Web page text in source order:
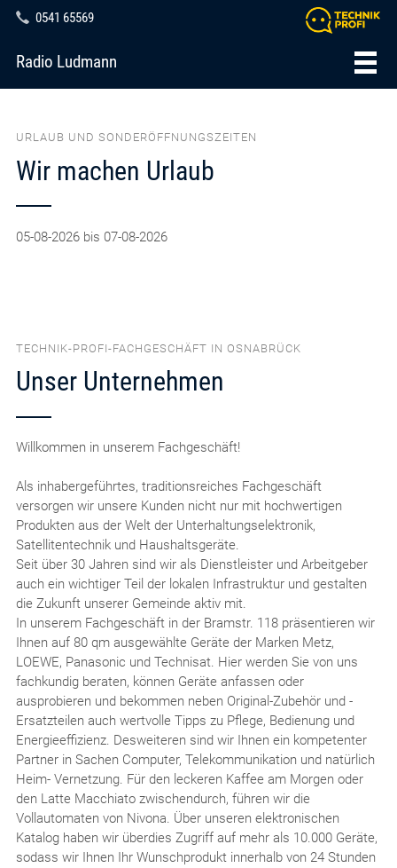
0541 65569
Radio Ludmann
URLAUB UND SONDERÖFFNUNGSZEITEN
Wir machen Urlaub
05-08-2026 bis 07-08-2026
TECHNIK-PROFI-FACHGESCHÄFT IN OSNABRÜCK
Unser Unternehmen
Willkommen in unserem Fachgeschäft!
Als inhabergeführtes, traditionsreiches Fachgeschäft
versorgen wir unsere Kunden nicht nur mit hochwertigen
Produkten aus der Welt der Unterhaltungselektronik,
Satellitentechnik und Haushaltsgeräte.
Seit über 30 Jahren sind wir als Dienstleister und Arbeitgeber
auch ein wichtiger Teil der lokalen Infrastruktur und gestalten
die Zukunft unserer Gemeinde aktiv mit.
In unserem Fachgeschäft in der Bramstr. 118 präsentieren wir
Ihnen auf 80 qm ausgewählte Geräte der Marken Metz,
LOEWE, Panasonic und Technisat. Hier werden Sie von uns
fachkundig beraten, können Geräte anfassen oder
ausprobieren und bekommen neben Original-Zubehör und -
Ersatzteilen auch wertvolle Tipps zu Pflege, Bedienung und
Energieeffizienz. Desweiteren sind wir Ihnen ein kompetenter
Partner in Sachen Computer, Telekommunikation und natürlich
Heim- Vernetzung. Für den leckeren Kaffee am Morgen oder
den Latte Macchiato zwischendurch, führen wir die
Vollautomaten von Nivona. Über unseren elektronischen
Katalog haben wir überdies Zugriff auf mehr als 10.000 Geräte,
sodass wir Ihnen Ihr Wunschprodukt innerhalb von 24 Stunden